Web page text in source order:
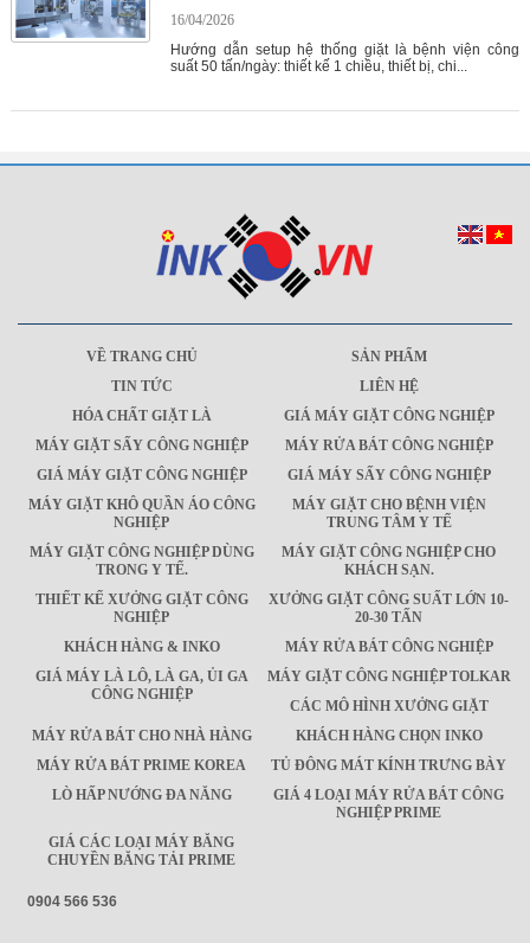
16/04/2026
Hướng dẫn setup hệ thống giặt là bệnh viện công
suất 50 tấn/ngày: thiết kế 1 chiều, thiết bị, chi...
VỀ TRANG CHỦ
SẢN PHẨM
TIN TỨC
LIÊN HỆ
HÓA CHẤT GIẶT LÀ
GIÁ MÁY GIẶT CÔNG NGHIỆP
MÁY GIẶT SẤY CÔNG NGHIỆP
MÁY RỬA BÁT CÔNG NGHIỆP
GIÁ MÁY GIẶT CÔNG NGHIỆP
GIÁ MÁY SẤY CÔNG NGHIỆP
MÁY GIẶT KHÔ QUẦN ÁO CÔNG
NGHIỆP
MÁY GIẶT CHO BỆNH VIỆN
TRUNG TÂM Y TẾ
MÁY GIẶT CÔNG NGHIỆP DÙNG
TRONG Y TẾ.
MÁY GIẶT CÔNG NGHIỆP CHO
KHÁCH SẠN.
THIẾT KẾ XƯỞNG GIẶT CÔNG
NGHIỆP
XƯỞNG GIẶT CÔNG SUẤT LỚN 10-
20-30 TẤN
KHÁCH HÀNG & INKO
MÁY RỬA BÁT CÔNG NGHIỆP
GIÁ MÁY LÀ LÔ, LÀ GA, ỦI GA
CÔNG NGHIỆP
MÁY GIẶT CÔNG NGHIỆP TOLKAR
CÁC MÔ HÌNH XƯỞNG GIẶT
MÁY RỬA BÁT CHO NHÀ HÀNG
KHÁCH HÀNG CHỌN INKO
MÁY RỬA BÁT PRIME KOREA
TỦ ĐÔNG MÁT KÍNH TRƯNG BÀY
LÒ HẤP NƯỚNG ĐA NĂNG
GIÁ 4 LOẠI MÁY RỬA BÁT CÔNG
NGHIỆP PRIME
GIÁ CÁC LOẠI MÁY BĂNG
CHUYỀN BĂNG TẢI PRIME
0904 566 536